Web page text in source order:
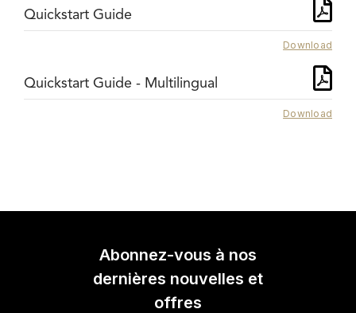
Quickstart Guide
Download
Quickstart Guide - Multilingual
Download
Abonnez-vous à nos
dernières nouvelles et
offres